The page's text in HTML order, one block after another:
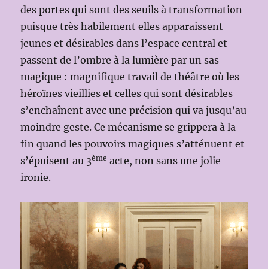
des portes qui sont des seuils à transformation
puisque très habilement elles apparaissent
jeunes et désirables dans l’espace central et
passent de l’ombre à la lumière par un sas
magique : magnifique travail de théâtre où les
héroïnes vieillies et celles qui sont désirables
s’enchaînent avec une précision qui va jusqu’au
moindre geste. Ce mécanisme se grippera à la
fin quand les pouvoirs magiques s’atténuent et
s’épuisent au 3ème acte, non sans une jolie
ironie.